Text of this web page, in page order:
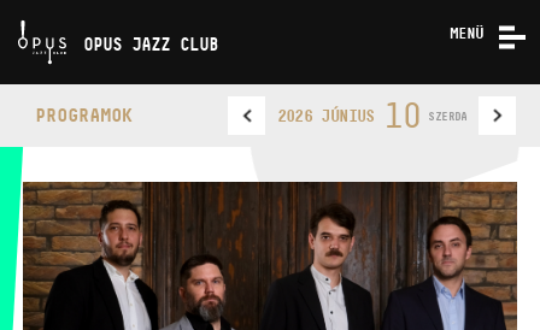
OPUS JAZZ CLUB
MENÜ
KAPCSOLAT
PROGRAMOK 2026 JÚNIUS 10 SZERDA